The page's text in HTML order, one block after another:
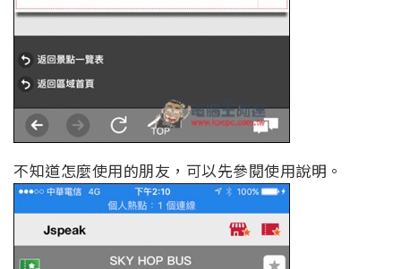
不知道怎麼使用的朋友，可以先參閱使用說明。